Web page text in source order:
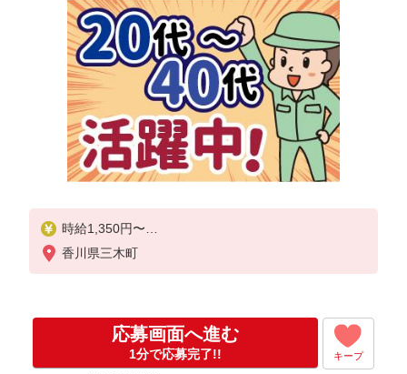
時給1,350円〜
◆月収例）216,000円
＜参考＞
割増賃金（時給＋割増）
・残業時：1,688円
香川県三木町
応募画面へ進む
1分で応募完了!! キープ